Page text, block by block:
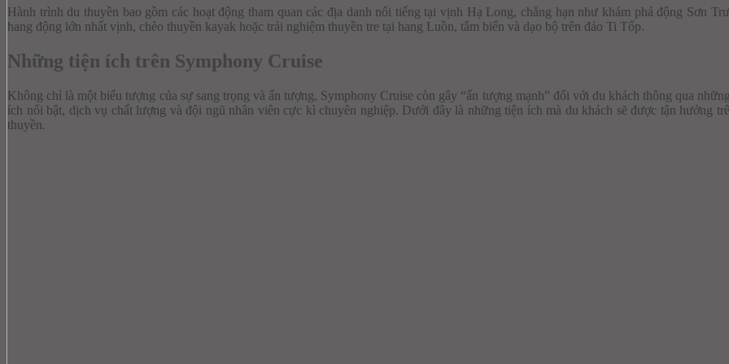
Hành trình du thuyền bao gồm các hoạt động tham quan các địa danh nổi tiếng tại vịnh Hạ Long, chẳng hạn như khám phá động Sơn
hang động lớn nhất vịnh, chèo thuyền kayak hoặc trải nghiệm thuyền tre tại hang Luồn, tắm biển và dạo bộ trên đảo Ti Tốp.
Những tiện ích trên Symphony Cruise
Không chỉ là một biểu tượng của sự sang trọng và ấn tượng, Symphony Cruise còn gây “ấn tượng mạnh” đối với du khách thông qua
ích nổi bật, dịch vụ chất lượng và đội ngũ nhân viên cực kì chuyên nghiệp. Dưới đây là những tiện ích mà du khách sẽ được tận hưởng
thuyền.